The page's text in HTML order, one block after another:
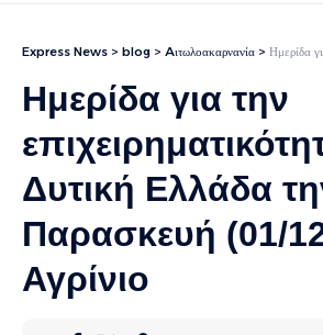
Express News > blog > Aιτωλοακαρνανία > Ημερίδα για την
Ημερίδα για την
Δυτική Ελλάδα
Παρασκευή (01/
Αγρίνιο